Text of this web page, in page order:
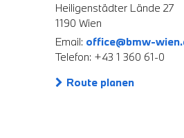
Heiligenstädter Lände 27
1190 Wien
Email: office@bmw-
Telefon: +43 1 360 61-0
Route planen